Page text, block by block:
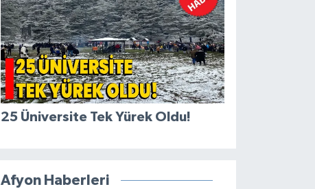
25 Üniversite Tek Yürek Oldu!
Afyon Haberleri